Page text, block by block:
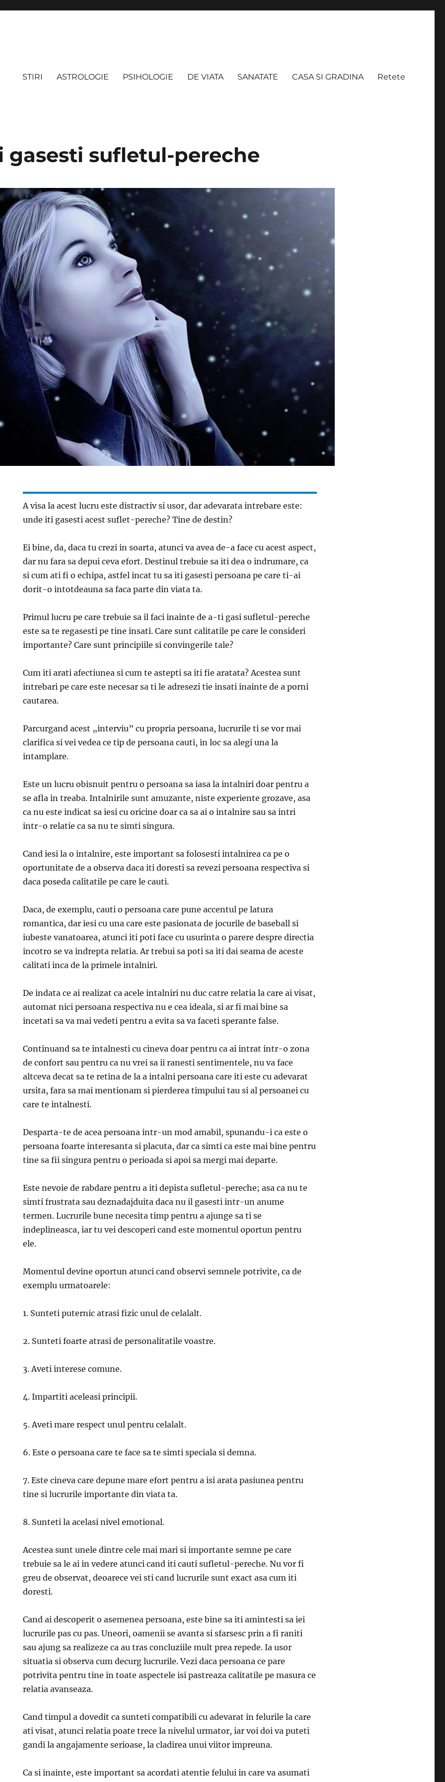
STIRI ASTROLOGIE PSIHOLOGIE DE VIATA SANATATE CASA SI GRADINA Retete
gasesti sufletul-pereche
A visa la acest lucru este distractiv si usor, dar adevarata intrebare este:
unde iti gasesti acest suflet-pereche? Tine de destin?
Ei bine, da, daca tu crezi in soarta, atunci va avea de-a face cu acest aspect,
dar nu fara sa depui ceva efort. Destinul trebuie sa iti dea o indrumare, ca
si cum ati fi o echipa, astfel incat tu sa iti gasesti persoana pe care ti-ai
dorit-o intotdeauna sa faca parte din viata ta.
Primul lucru pe care trebuie sa il faci inainte de a-ti gasi sufletul-pereche
este sa te regasesti pe tine insati. Care sunt calitatile pe care le consideri
importante? Care sunt principiile si convingerile tale?
Cum iti arati afectiunea si cum te astepti sa iti fie aratata? Acestea sunt
intrebari pe care este necesar sa ti le adresezi tie insati inainte de a porni
cautarea.
Parcurgand acest „interviu” cu propria persoana, lucrurile ti se vor mai
clarifica si vei vedea ce tip de persoana cauti, in loc sa alegi una la
intamplare.
Este un lucru obisnuit pentru o persoana sa iasa la intalniri doar pentru a
se afla in treaba. Intalnirile sunt amuzante, niste experiente grozave, asa
ca nu este indicat sa iesi cu oricine doar ca sa ai o intalnire sau sa intri
intr-o relatie ca sa nu te simti singura.
Cand iesi la o intalnire, este important sa folosesti intalnirea ca pe o
oportunitate de a observa daca iti doresti sa revezi persoana respectiva si
daca poseda calitatile pe care le cauti.
Daca, de exemplu, cauti o persoana care pune accentul pe latura
romantica, dar iesi cu una care este pasionata de jocurile de baseball si
iubeste vanatoarea, atunci iti poti face cu usurinta o parere despre directia
incotro se va indrepta relatia. Ar trebui sa poti sa iti dai seama de aceste
calitati inca de la primele intalniri.
De indata ce ai realizat ca acele intalniri nu duc catre relatia la care ai visat,
automat nici persoana respectiva nu e cea ideala, si ar fi mai bine sa
incetati sa va mai vedeti pentru a evita sa va faceti sperante false.
Continuand sa te intalnesti cu cineva doar pentru ca ai intrat intr-o zona
de confort sau pentru ca nu vrei sa ii ranesti sentimentele, nu va face
altceva decat sa te retina de la a intalni persoana care iti este cu adevarat
ursita, fara sa mai mentionam si pierderea timpului tau si al persoanei cu
care te intalnesti.
Desparta-te de acea persoana intr-un mod amabil, spunandu-i ca este o
persoana foarte interesanta si placuta, dar ca simti ca este mai bine pentru
tine sa fii singura pentru o perioada si apoi sa mergi mai departe.
Este nevoie de rabdare pentru a iti depista sufletul-pereche; asa ca nu te
simti frustrata sau deznadajduita daca nu il gasesti intr-un anume
termen. Lucrurile bune necesita timp pentru a ajunge sa ti se
indeplineasca, iar tu vei descoperi cand este momentul oportun pentru
ele.
Momentul devine oportun atunci cand observi semnele potrivite, ca de
exemplu urmatoarele:
1. Sunteti puternic atrasi fizic unul de celalalt.
2. Sunteti foarte atrasi de personalitatile voastre.
3. Aveti interese comune.
4. Impartiti aceleasi principii.
5. Aveti mare respect unul pentru celalalt.
6. Este o persoana care te face sa te simti speciala si demna.
7. Este cineva care depune mare efort pentru a isi arata pasiunea pentru
tine si lucrurile importante din viata ta.
8. Sunteti la acelasi nivel emotional.
Acestea sunt unele dintre cele mai mari si importante semne pe care
trebuie sa le ai in vedere atunci cand iti cauti sufletul-pereche. Nu vor fi
greu de observat, deoarece vei sti cand lucrurile sunt exact asa cum iti
doresti.
Cand ai descoperit o asemenea persoana, este bine sa iti amintesti sa iei
lucrurile pas cu pas. Uneori, oamenii se avanta si sfarsesc prin a fi raniti
sau ajung sa realizeze ca au tras concluziile mult prea repede. Ia usor
situatia si observa cum decurg lucrurile. Vezi daca persoana ce pare
potrivita pentru tine in toate aspectele isi pastreaza calitatile pe masura ce
relatia avanseaza.
Cand timpul a dovedit ca sunteti compatibili cu adevarat in felurile la care
ati visat, atunci relatia poate trece la nivelul urmator, iar voi doi va puteti
gandi la angajamente serioase, la cladirea unui viitor impreuna.
Ca si inainte, este important sa acordati atentie felului in care va asumati